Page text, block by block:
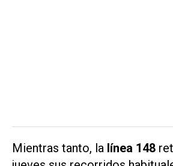
Mientras tanto, la línea 148